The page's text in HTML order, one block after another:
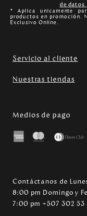
de datos
* Aplica unicamente
productos en promoción.
Exclusivo Online.
Servicio al cliente
Nuestras tiendas
Medios de pago
Contáctanos de
8:00 pm Domingo y
7:00 pm +507 302